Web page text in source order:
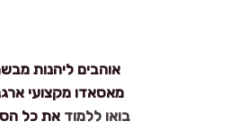
אוהבים ליהנות
מאסאדו מקצועי
בואו ללמוד את כל